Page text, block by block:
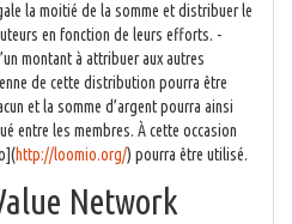
la moitié de la somme et distribuer le
en fonction de leurs efforts. -
montant à attribuer aux autres
de cette distribution pourra être
et la somme d’argent pourra ainsi
entre les membres. À cette occasion
http://loomio.org/) pourra être utilisé.
Network